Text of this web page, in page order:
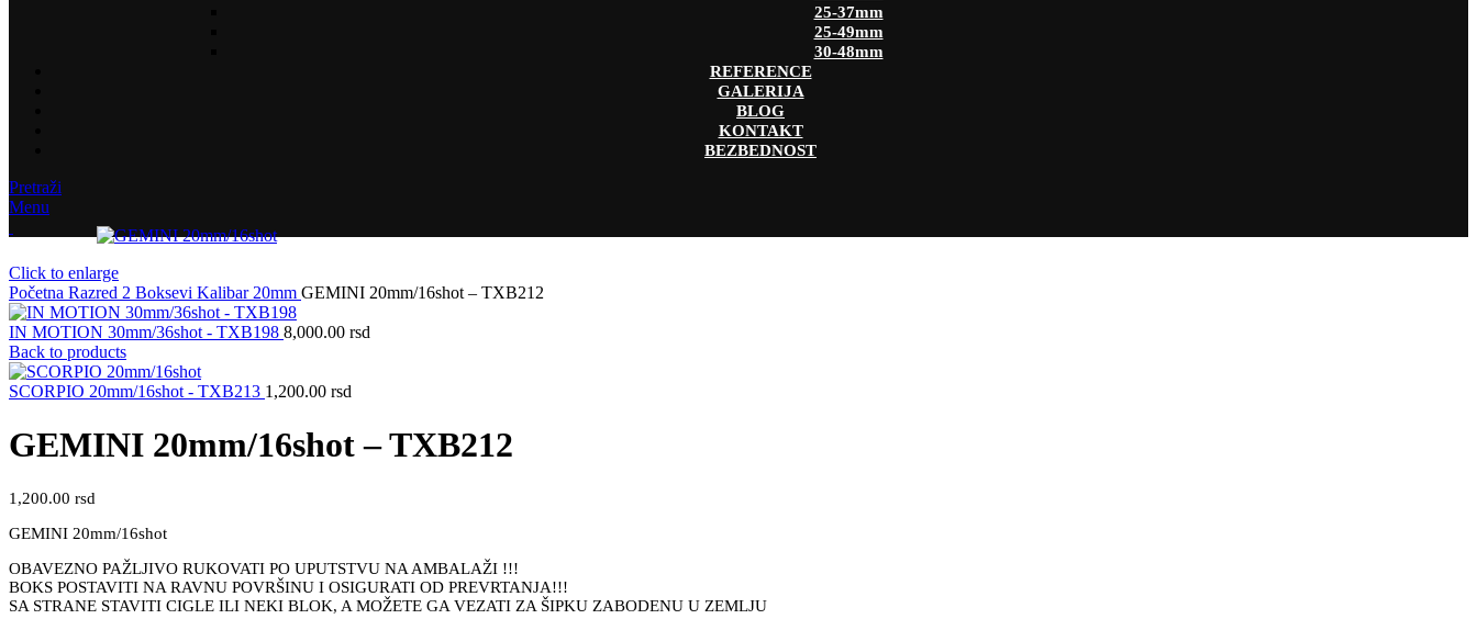
25-37mm
25-49mm
30-48mm
REFERENCE
GALERIJA
BLOG
KONTAKT
BEZBEDNOST
Pretraži
Menu
Click to enlarge
Početna Razred 2 Boksevi Kalibar 20mm GEMINI 20mm/16shot – TXB212
IN MOTION 30mm/36shot - TXB198 8,000.00 rsd
Back to products
SCORPIO 20mm/16shot - TXB213 1,200.00 rsd
GEMINI 20mm/16shot – TXB212
1,200.00 rsd
GEMINI 20mm/16shot
OBAVEZNO PAŽLJIVO RUKOVATI PO UPUTSTVU NA AMBALAŽI !!!
BOKS POSTAVITI NA RAVNU POVRŠINU I OSIGURATI OD PREVRTANJA!!!
SA STRANE STAVITI CIGLE ILI NEKI BLOK, A MOŽETE GA VEZATI ZA ŠIPKU ZABODENU U ZEMLJU